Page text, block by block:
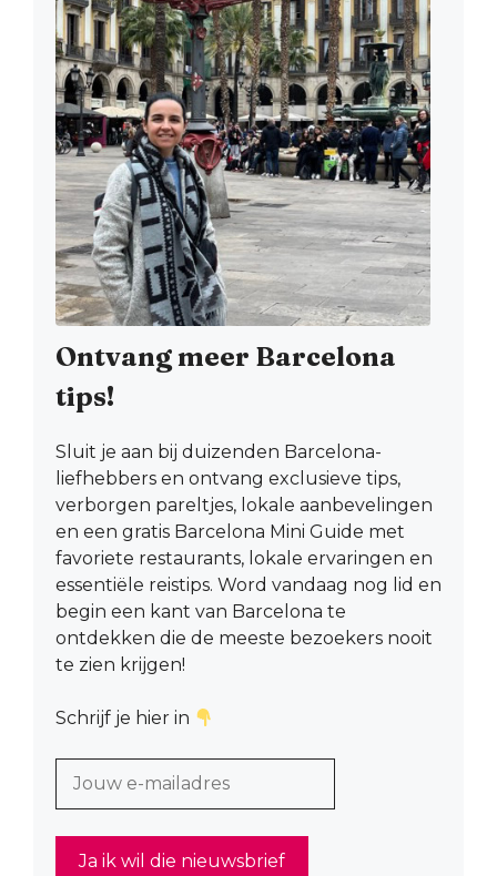
Ontvang meer Barcelona
tips!
Sluit je aan bij duizenden Barcelona-
liefhebbers en ontvang exclusieve tips,
verborgen pareltjes, lokale aanbevelingen
en een gratis Barcelona Mini Guide met
favoriete restaurants, lokale ervaringen en
essentiële reistips. Word vandaag nog lid en
begin een kant van Barcelona te
ontdekken die de meeste bezoekers nooit
te zien krijgen!
Schrijf je hier in